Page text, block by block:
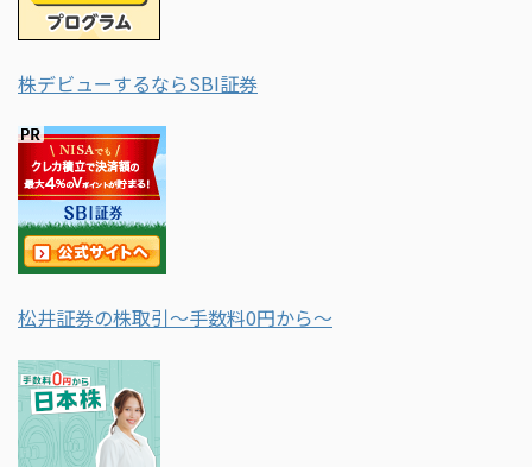
株デビューするならSBI証券
松井証券の株取引～手数料0円から～